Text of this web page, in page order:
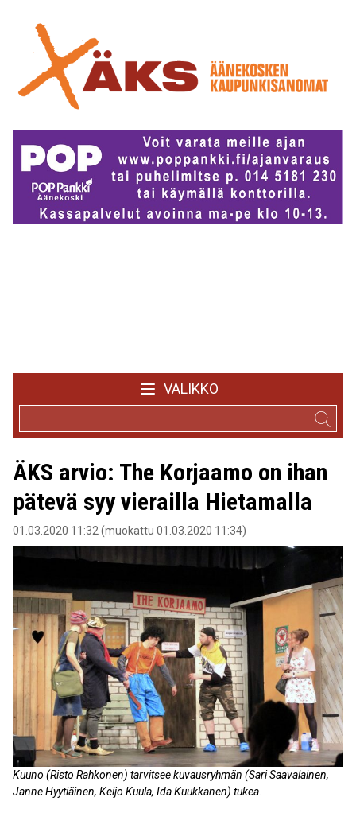
VALIKKO
ÄKS arvio: The Korjaamo on ihan
pätevä syy vierailla Hietamalla
01.03.2020 11:32 (muokattu 01.03.2020 11:34)
Kuuno (Risto Rahkonen) tarvitsee kuvausryhmän (Sari Saavalainen,
Janne Hyytiäinen, Keijo Kuula, Ida Kuukkanen) tukea.